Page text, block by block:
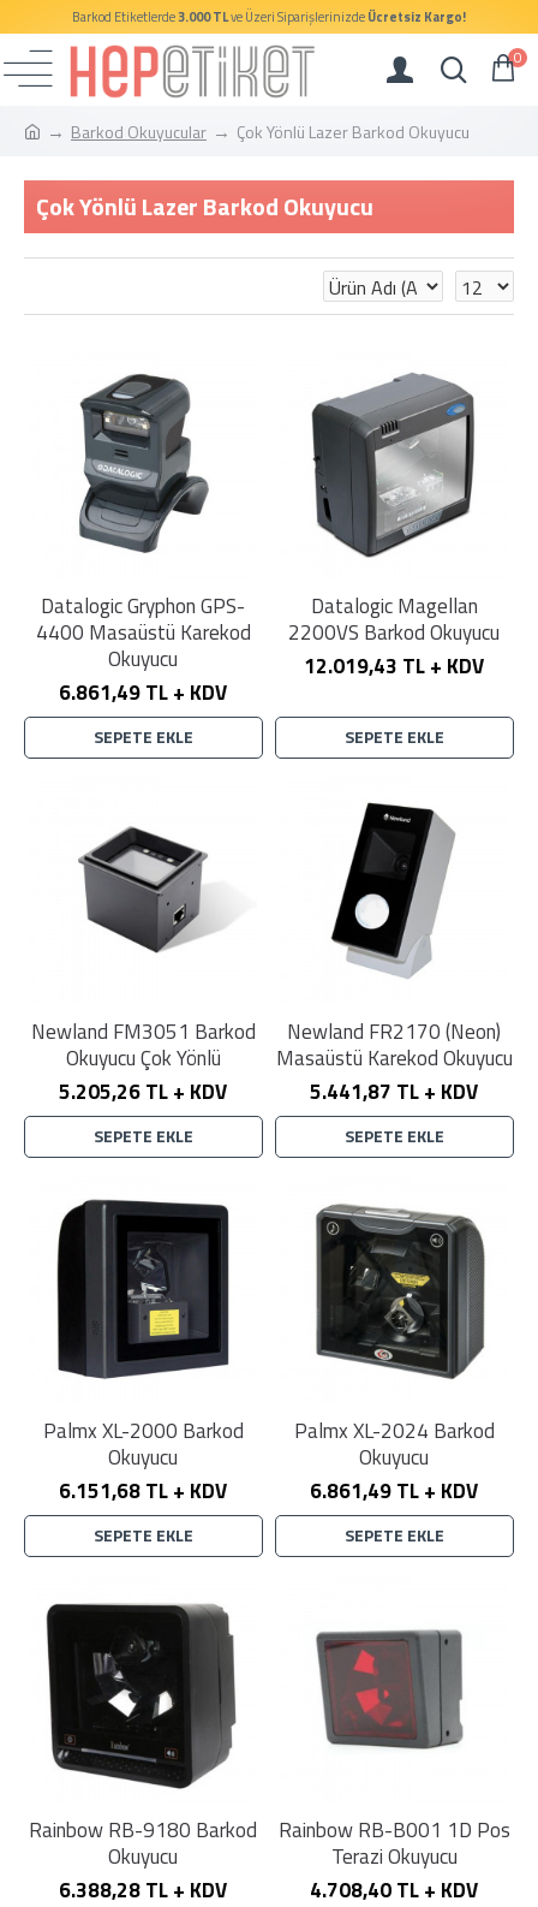
Barkod Etiketlerde3.000 TLve Üzeri SiparişlerinizdeÜcretsiz Kargo!
0
Barkod Okuyucular Çok Yönlü Lazer Barkod Okuyucu
Çok Yönlü Lazer Barkod Okuyucu
Datalogic Gryphon GPS-
4400 Masaüstü Karekod
Okuyucu
6.861,49 TL + KDV
SEPETE EKLE
Datalogic Magellan
2200VS Barkod Okuyucu
12.019,43 TL + KDV
SEPETE EKLE
Newland FM3051 Barkod
Okuyucu Çok Yönlü
5.205,26 TL + KDV
SEPETE EKLE
Newland FR2170 (Neon)
Masaüstü Karekod Okuyucu
5.441,87 TL + KDV
SEPETE EKLE
Palmx XL-2000 Barkod
Okuyucu
6.151,68 TL + KDV
SEPETE EKLE
Palmx XL-2024 Barkod
Okuyucu
6.861,49 TL + KDV
SEPETE EKLE
Rainbow RB-9180 Barkod
Okuyucu
6.388,28 TL + KDV
Rainbow RB-B001 1D Pos
Terazi Okuyucu
4.708,40 TL + KDV